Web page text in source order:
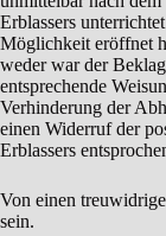
Erblassers
Möglichkeit eröffnet
weder war der
entsprechende
Verhinderung der
einen Widerruf der
Erblassers
Von einen
sein.